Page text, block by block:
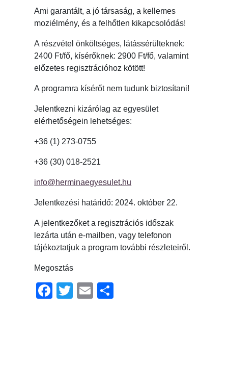
Ami garantált, a jó társaság, a kellemes
moziélmény, és a felhőtlen kikapcsolódás!
A részvétel önköltséges, látássérülteknek:
2400 Ft/fő, kísérőknek: 2900 Ft/fő, valamint
előzetes regisztrációhoz kötött!
A programra kísérőt nem tudunk biztosítani!
Jelentkezni kizárólag az egyesület
elérhetőségein lehetséges:
+36 (1) 273-0755
+36 (30) 018-2521
info@herminaegyesulet.hu
Jelentkezési határidő: 2024. október 22.
A jelentkezőket a regisztrációs időszak
lezárta után e-mailben, vagy telefonon
tájékoztatjuk a program további részleteiről.
Megosztás
Facebook
TwitterEmail